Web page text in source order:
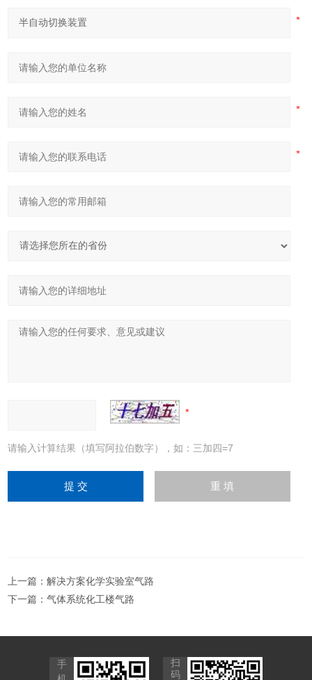
请输入计算结果（填写阿拉伯数字），如：三加四=7
上一篇：解决方案化学实验室气路
下一篇：气体系统化工楼气路
手
扫
码